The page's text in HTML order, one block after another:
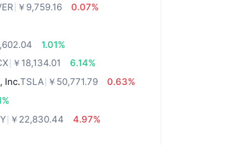
￥9,759.16
0.07%
1.01%
￥18,134.01
6.14%
Inc.TSLA ￥50,771.79
0.63%
￥22,830.44
4.97%